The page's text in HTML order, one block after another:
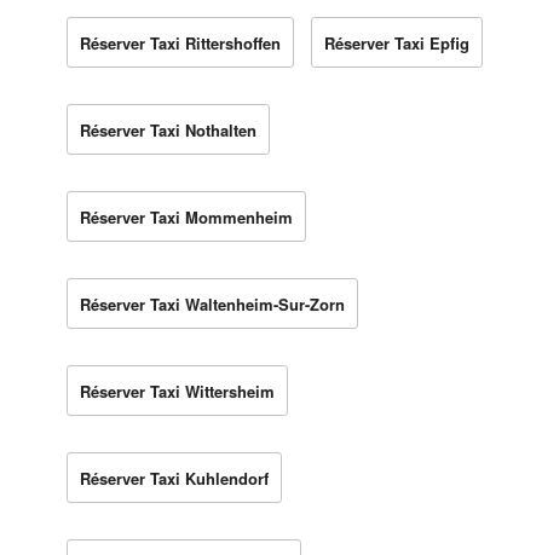
Réserver Taxi Rittershoffen Réserver Taxi Epfig
Réserver Taxi Nothalten
Réserver Taxi Mommenheim
Réserver Taxi Waltenheim-Sur-Zorn
Réserver Taxi Wittersheim
Réserver Taxi Kuhlendorf